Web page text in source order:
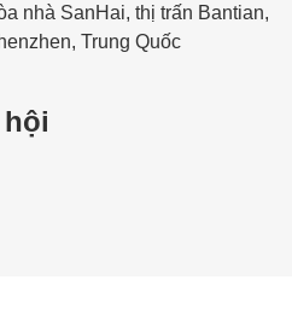
nhà SanHai, thị trấn Bantian,
Trung Quốc